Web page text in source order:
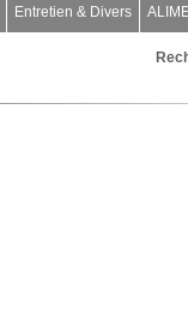
Entretien & Divers